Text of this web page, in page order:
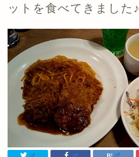
ットを食べてきました♪